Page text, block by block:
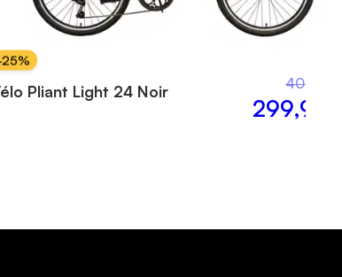
25%
Pliant Light 24 Noir 400,00 €
299,99 €